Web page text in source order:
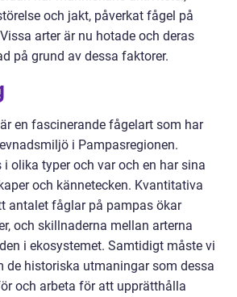
och jakt, påverkat fågel på
arter är nu hotade och deras
på grund av dessa faktorer.
en fascinerande fågelart som har
i Pampasregionen.
olika typer och var och en har sina
och kännetecken. Kvantitativa
antalet fåglar på pampas ökar
och skillnaderna mellan arterna
i ekosystemet. Samtidigt måste vi
de historiska utmaningar som dessa
och arbeta för att upprätthålla